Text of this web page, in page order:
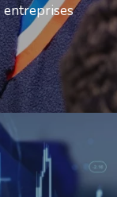
entreprises